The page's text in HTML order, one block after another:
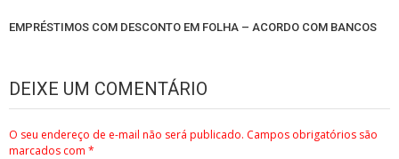
EMPRÉSTIMOS COM DESCONTO EM FOLHA – ACORDO COM BANCOS
DEIXE UM COMENTÁRIO
O seu endereço de e-mail não será publicado. Campos obrigatórios são
marcados com *